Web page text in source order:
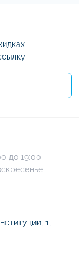
до 19:00
-
1,